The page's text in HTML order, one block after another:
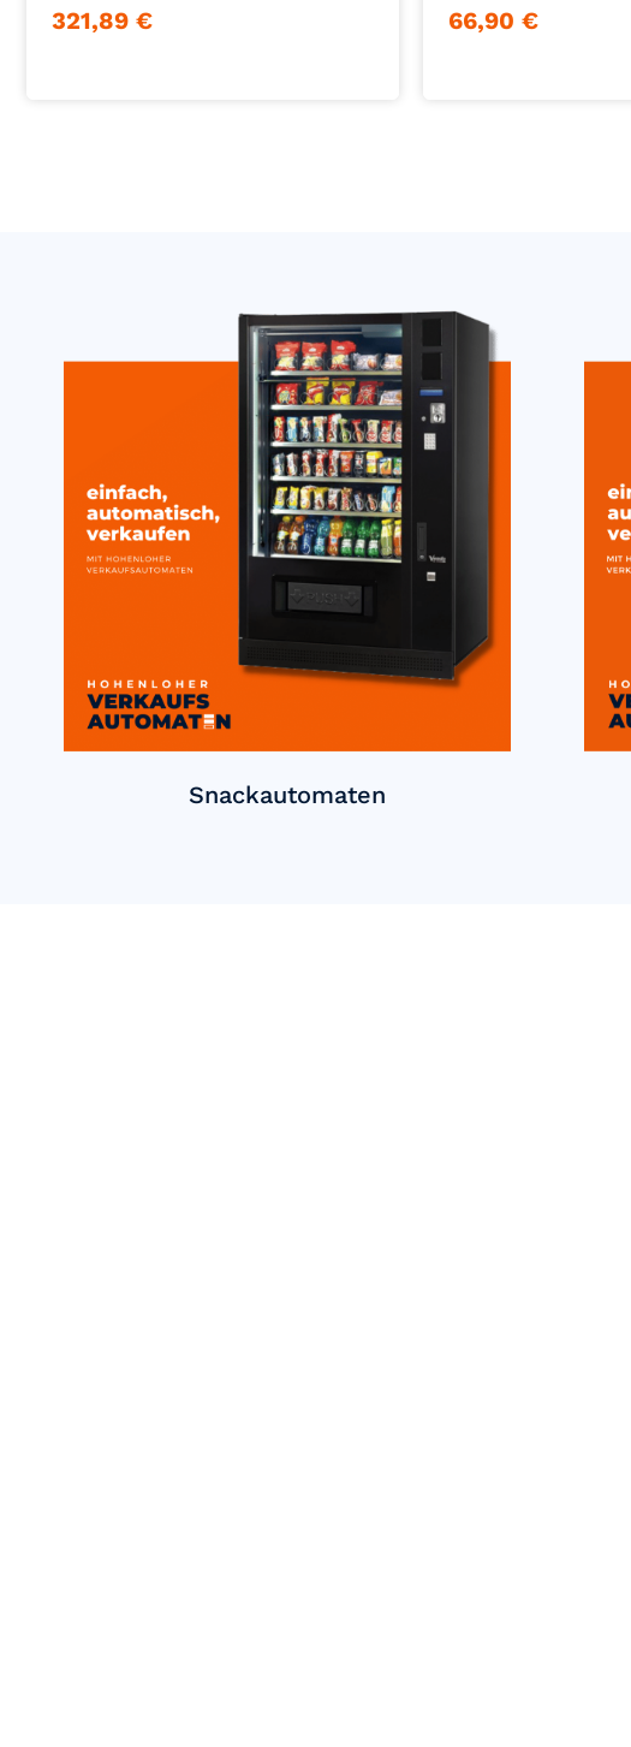
321,89 €
66,90 €
Snackautomaten